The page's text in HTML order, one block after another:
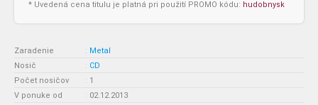
* Uvedená cena titulu je platná pri použití PROMO kódu: hudobnysk
Zaradenie : Metal
Nosič
: CD
Počet nosičov
: 1
V ponuke od
: 02.12.2013